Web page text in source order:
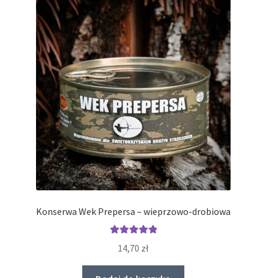
Konserwa Wek Prepersa – wieprzowo-drobiowa
5.00
14,70 zł